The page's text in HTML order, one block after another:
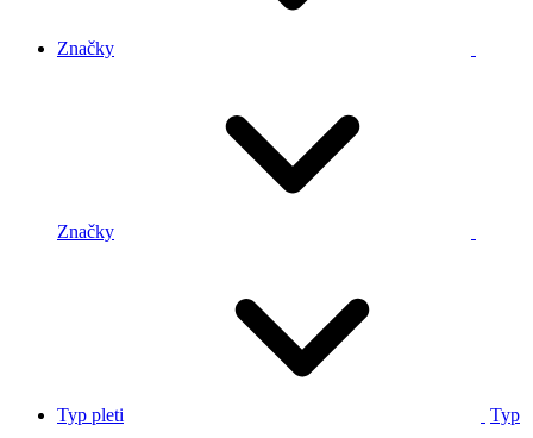
Značky
Značky
Typ pleti Typ